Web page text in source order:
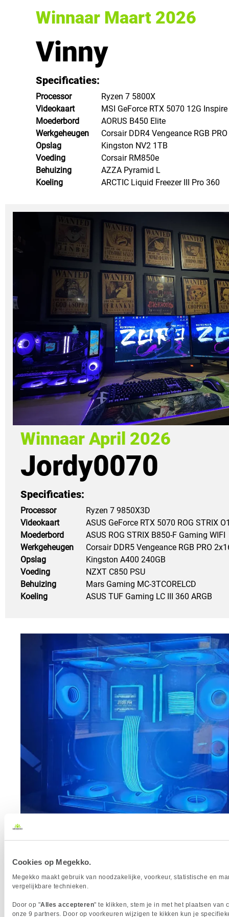
Cookies op Megekko.
Megekko maakt gebruik van noodzakelijke, voorkeur, statistische en
vergelijkbare technieken.
Door op "Alles accepteren" te klikken, stem je in met het plaatsen van
onze 9 partners. Door op voorkeuren wijzigen te kikken kun je
Winnaar Maart 2026
Vinny
Specificaties:
Processor
Ryzen 7 5800X
Videokaart
MSI GeForce RTX 5070 12G
Moederbord
AORUS B450 Elite
Werkgeheugen
Corsair DDR4 Vengeance RGB
Opslag
Kingston NV2 1TB
Voeding
Corsair RM850e
Behuizing
AZZA Pyramid L
Koeling
ARCTIC Liquid Freezer III Pro 360
Winnaar April 2026
Jordy0070
Specificaties:
Processor
Ryzen 7 9850X3D
Videokaart
ASUS GeForce RTX 5070 ROG STRIX
Moederbord
ASUS ROG STRIX B850-F Gaming WIFI
Werkgeheugen
Corsair DDR5 Vengeance RGB PRO
Opslag
Kingston A400 240GB
Voeding
NZXT C850 PSU
Behuizing
Mars Gaming MC-3TCORELCD
Koeling
ASUS TUF Gaming LC III 360 ARGB
Winnaar Mei 2026
Koekieman2